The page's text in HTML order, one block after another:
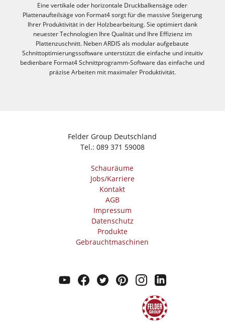
Eine vertikale oder horizontale Druckbalkensäge oder
Plattenaufteilsäge von Format4 sorgt für die massive Steigerung
Ihrer Produktivität in der Holzbearbeitung. Sie optimiert dank
neuester Technologien Ihre Qualität und Ihre Effizienz im
Plattenzuschnitt. Neben ARDIS als modular aufgebaute
Schnittoptimierungssoftware unterstützt die einfache und intuitiv
bedienbare Format4 Schnittprogramm-Software das einfache und
präzise Arbeiten mit maximaler Produktivität.
Felder Group Deutschland
Tel.: 089 371 59008
Schauräume
Jobs/Karriere
Kontakt
AGB
Impressum
Datenschutz
Produkte
Gebraucht­maschinen
youtubefacebook
twitter
pinterestinstagram
linkedin